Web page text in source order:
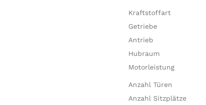
Kraftstoffart
Getriebe
Antrieb
Hubraum
Motorleistung
Anzahl Türen
Anzahl Sitzplätze